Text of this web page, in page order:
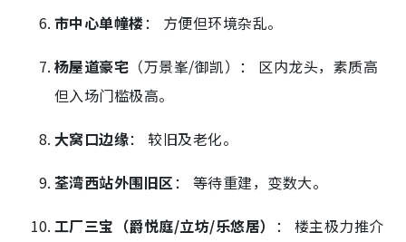
市中心单幢楼： 方便但环境杂乱。
杨屋道豪宅 （万景峯/御凯）： 区内龙头，素质高
但入场门槛极高。
大窝口边缘： 较旧及老化。
荃湾西站外围旧区： 等待重建，变数大。
工厂三宝（爵悦庭/立坊/乐悠居） ： 楼主极力推介